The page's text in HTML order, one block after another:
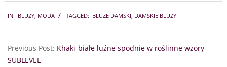
07-
23
IN: BLUZY MODA TAGGED: BLUZE DAMSKI DAMSKIE BLUZY
Previous Post: Khaki-białe luźne spodnie w roślinne wzory
SUBLEVEL